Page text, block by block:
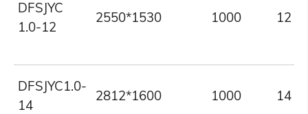
DFSJYC
1.0-12
2550*1530 1000 12
DFSJYC1.0-
14
2812*1600 1000 14